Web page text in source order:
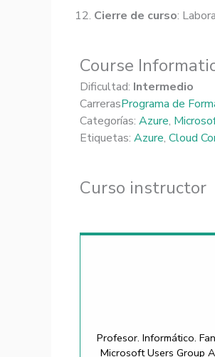
Cierre de curso:
Course
Dificultad: Intermedio
CarrerasPrograma de
Categorías: Azure,
Etiquetas: Azure, Cloud
Curso instructor
Profesor. Informático.
Microsoft Users Group